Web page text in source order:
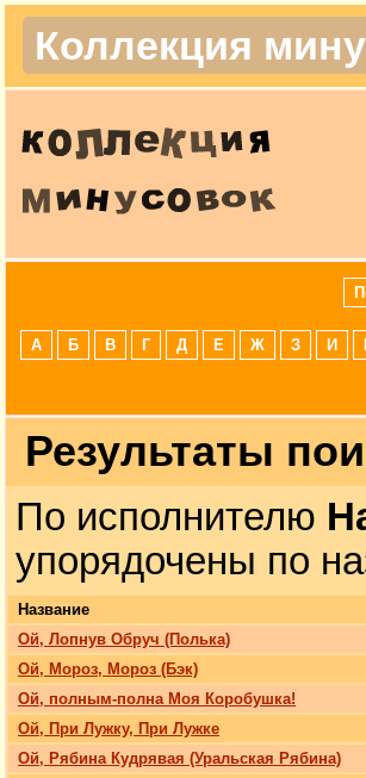
Коллекция
А Б В Г Д Е Ж З И
Результаты
По исполнителю
упорядочены по
Название
Ой, Лопнув Обруч (Полька)
Ой, Мороз, Мороз (Бэк)
Ой, полным-полна Моя Коробушка!
Ой, При Лужку, При Лужке
Ой, Рябина Кудрявая (Уральская Рябина)